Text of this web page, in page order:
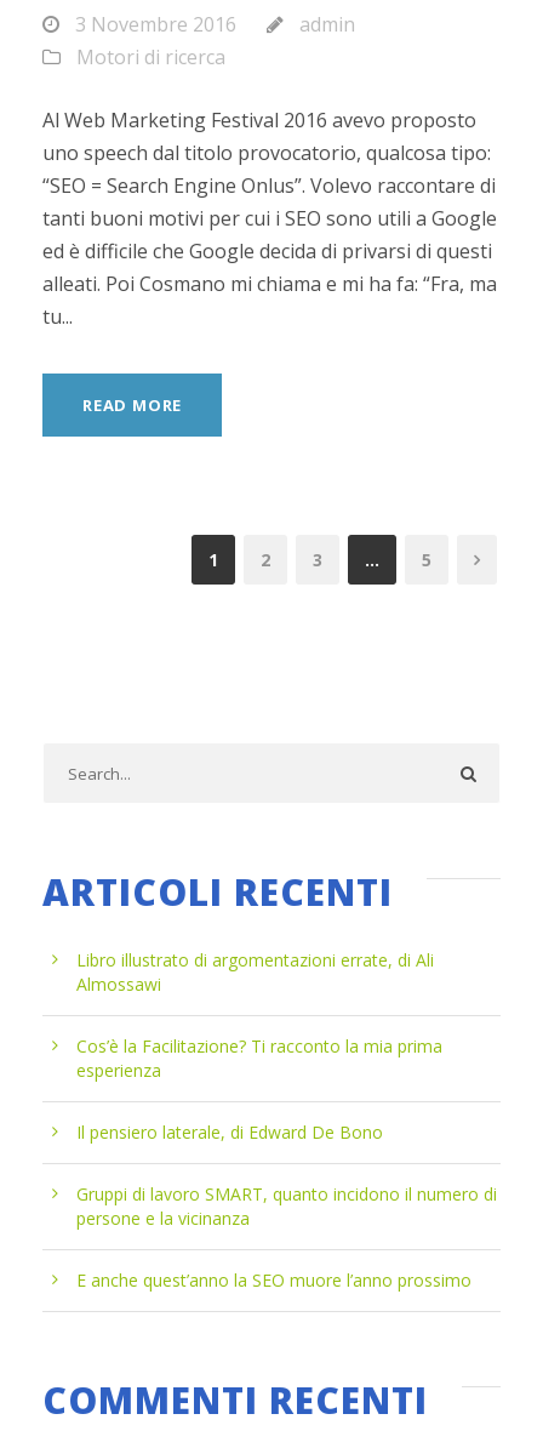
3 Novembre 2016
admin
Motori di ricerca
Al Web Marketing Festival 2016 avevo proposto
uno speech dal titolo provocatorio, qualcosa tipo:
“SEO = Search Engine Onlus”. Volevo raccontare di
tanti buoni motivi per cui i SEO sono utili a Google
ed è difficile che Google decida di privarsi di questi
alleati. Poi Cosmano mi chiama e mi ha fa: “Fra, ma
tu...
READ MORE
1 2 3 … 5
ARTICOLI RECENTI
Libro illustrato di argomentazioni errate, di Ali
Almossawi
Cos’è la Facilitazione? Ti racconto la mia prima
esperienza
Il pensiero laterale, di Edward De Bono
Gruppi di lavoro SMART, quanto incidono il numero di
persone e la vicinanza
E anche quest’anno la SEO muore l’anno prossimo
COMMENTI RECENTI